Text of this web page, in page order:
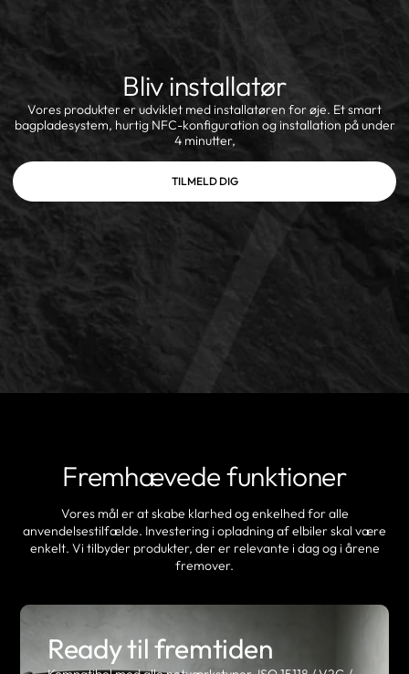
Bliv installatør
Vores produkter er udviklet med installatøren for øje. Et smart
bagpladesystem, hurtig NFC-konfiguration og installation på under
4 minutter,
TILMELD DIG
Fremhævede funktioner
Vores mål er at skabe klarhed og enkelhed for alle
anvendelsestilfælde. Investering i opladning af elbiler skal være
enkelt. Vi tilbyder produkter, der er relevante i dag og i årene
fremover.
Ready til fremtiden